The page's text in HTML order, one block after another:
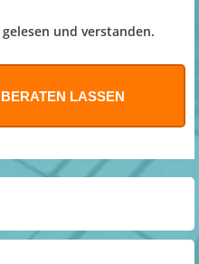
gelesen und verstanden.